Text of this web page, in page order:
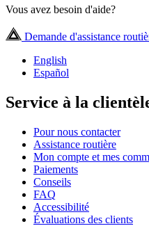
Vous avez besoin d'aide?
Demande d'assistance
English
Español
Service à la
Pour nous contacter
Assistance routière
Mon compte et mes
Paiements
Conseils
FAQ
Accessibilité
Évaluations des clients